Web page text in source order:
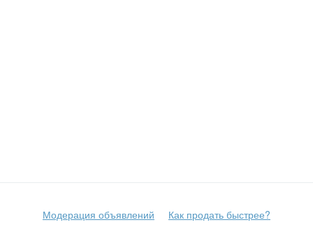
Модерация объявлений Как продать быстрее?